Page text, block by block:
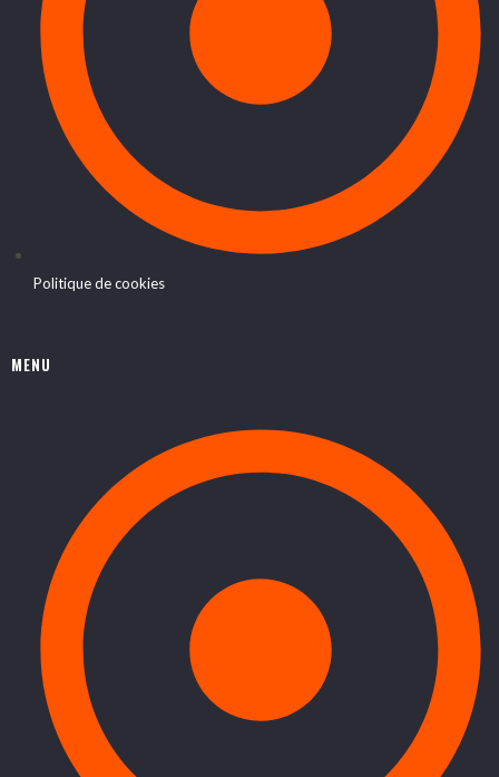
Politique de cookies
MENU